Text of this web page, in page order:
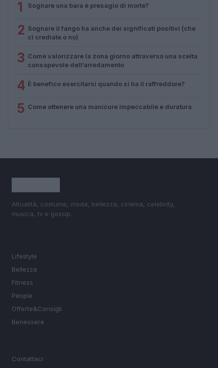
1 Sognare una bara è presagio di morte?
2 Sognare il fango ha anche dei significati positivi (che
ci crediate o no)
3 Come valorizzare la zona giorno attraverso una scelta
consapevole dell’arredamento
4 È benefico esercitarsi quando si ha il raffreddore?
5 Come ottenere una manicure impeccabile e duratura
Attualità, costume, moda, bellezza, cinema, celebrity,
musica, tv e gossip.
Lifestyle
Bellezza
Fitness
People
Offerte&Consigli
Benessere
Contattaci